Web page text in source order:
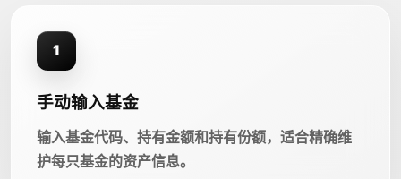
1
手动输入基金
输入基金代码、持有金额和持有份额，适合精确维
护每只基金的资产信息。